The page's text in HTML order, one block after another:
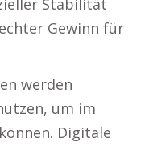
Stabilität
Gewinn für
werden
um im
Digitale